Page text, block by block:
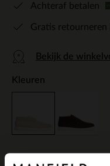
Achteraf betalen
Gratis retourneren
Bekijk de
Kleuren